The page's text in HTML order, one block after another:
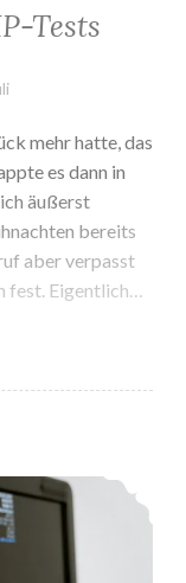
Tests
mehr hatte, das
es dann in
äußerst
bereits
aber verpasst
fest. Eigentlich…